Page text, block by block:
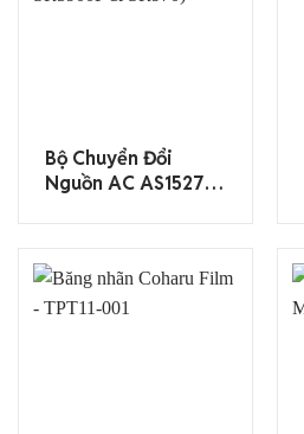
Bộ Chuyển Đổi
Nguồn AC AS1527J